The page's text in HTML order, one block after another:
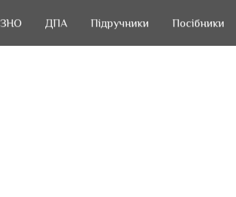
ЗНО
ЗНО ДПА
ДПА Підручники
Підручники Посібники
Посібники